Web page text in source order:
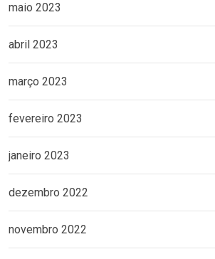
maio 2023
abril 2023
março 2023
fevereiro 2023
janeiro 2023
dezembro 2022
novembro 2022